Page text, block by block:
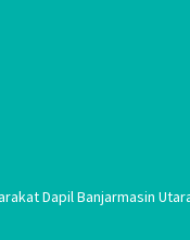
Dapil Banjarmasin